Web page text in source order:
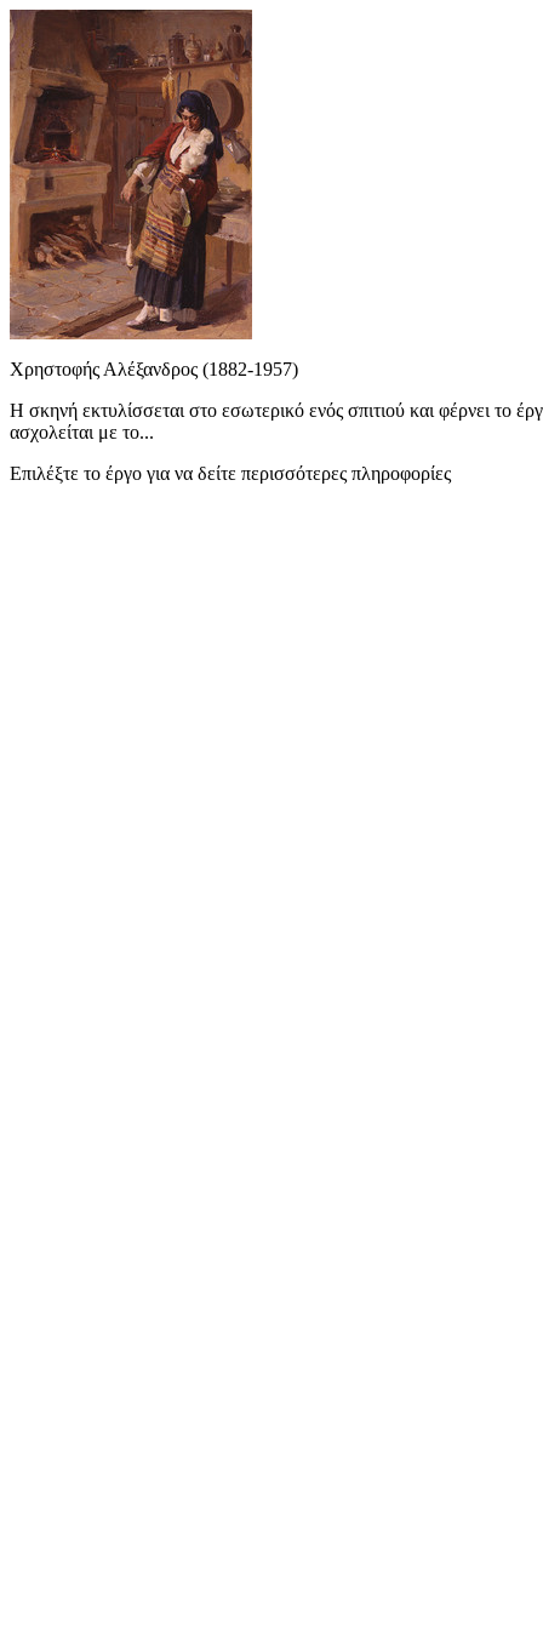
Χρηστοφής Αλέξανδρος (1882-1957)
Η σκηνή εκτυλίσσεται στο εσωτερικό ενός σπιτιού και φέρνει το
ασχολείται με το...
Επιλέξτε το έργο για να δείτε περισσότερες πληροφορίες